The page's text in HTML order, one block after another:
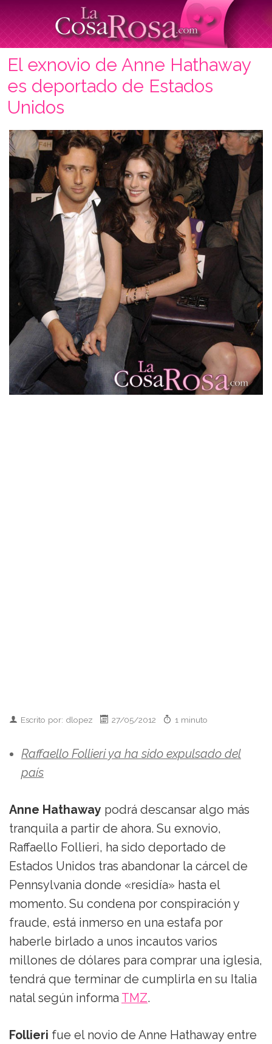
El exnovio de Anne Hathaway
es deportado de Estados
Unidos
Escrito por: dlopez 27/05/2012 1 minuto
Raffaello Follieri ya ha sido expulsado del
país
Anne Hathaway podrá descansar algo más
tranquila a partir de ahora. Su exnovio,
Raffaello Follieri, ha sido deportado de
Estados Unidos tras abandonar la cárcel de
Pennsylvania donde «residía» hasta el
momento. Su condena por conspiración y
fraude, está inmerso en una estafa por
haberle birlado a unos incautos varios
millones de dólares para comprar una iglesia,
tendrá que terminar de cumplirla en su Italia
natal según informa TMZ.
Follieri fue el novio de Anne Hathaway entre